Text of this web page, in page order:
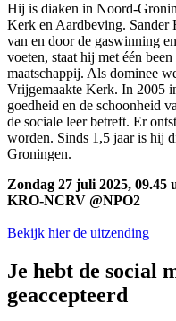
Hij is diaken in Noord-
Kerk en Aardbeving. Sander
van en door de gaswinning
voeten, staat hij met één
maatschappij. Als dominee
Vrijgemaakte Kerk. In 2005
goedheid en de schoonheid
de sociale leer betreft. Er
worden. Sinds 1,5 jaar is hij
Groningen.
Zondag 27 juli 2025, 09.45
KRO-NCRV @NPO2
Bekijk hier de uitzending
Je hebt de social
geaccepteerd